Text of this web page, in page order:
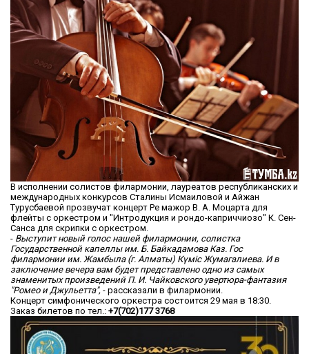
В исполнении солистов филармонии, лауреатов республиканских и
международных конкурсов Сталины Исмаиловой и Айжан
Турусбаевой прозвучат концерт Ре мажор В. А. Моцарта для
флейты с оркестром и "Интродукция и рондо-каприччиозо" К. Сен-
Санса для скрипки с оркестром.
- Выступит новый голос нашей филармонии, солистка
Государственной капеллы им. Б. Байкадамова Каз. Гос
филармонии им. Жамбыла (г. Алматы) Күміс Жумагалиева. И в
заключениевечера вам будет представлено одно из самых
знаменитых произведений П. И. Чайковского увертюра-фантазия
"Ромео и Джульетта", - рассказали в филармонии.
Концерт симфонического оркестра состоится 29 мая в 18:30.
Заказ билетов по тел.: +7(702)177 3768